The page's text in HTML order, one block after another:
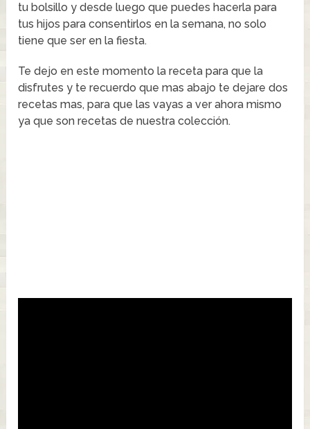
tu bolsillo y desde luego que puedes hacerla para
tus hijos para consentirlos en la semana, no solo
tiene que ser en la fiesta.
Te dejo en este momento la receta para que la
disfrutes y te recuerdo que mas abajo te dejare dos
recetas mas, para que las vayas a ver ahora mismo
ya que son recetas de nuestra colección.